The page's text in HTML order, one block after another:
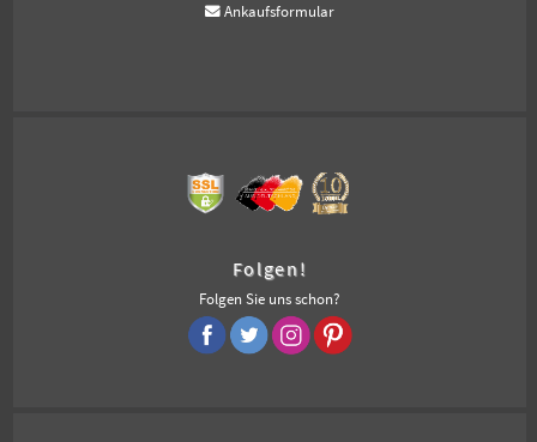
Ankaufsformular
Folgen!
Folgen Sie uns schon?